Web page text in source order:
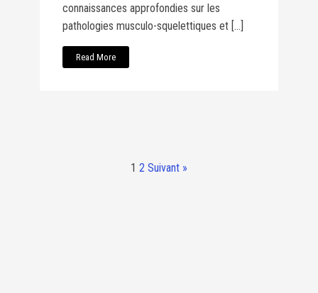
connaissances approfondies sur les
pathologies musculo-squelettiques et […]
Read More
1 2 Suivant »